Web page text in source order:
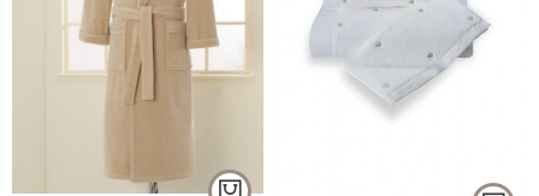
S
M